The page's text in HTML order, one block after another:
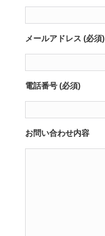
メールアドレス (必須)
電話番号 (必須)
お問い合わせ内容